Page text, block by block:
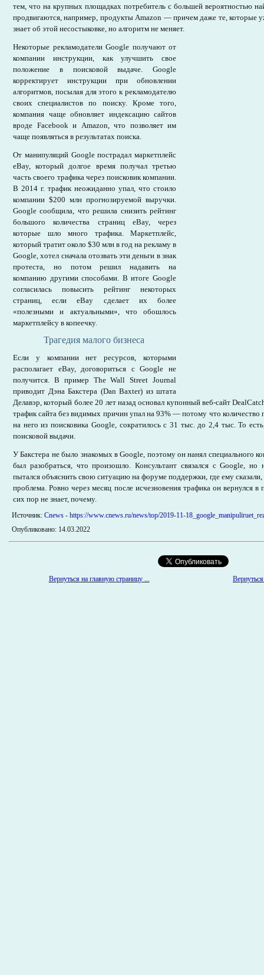
тем, что на крупных площадках потребитель с большей вероятностью
продвигаются, например, продукты Amazon — причем даже те, которые
знает об этой несостыковке, но алгоритм не меняет.
Некоторые рекламодатели Google получают от
компании инструкции, как улучшить свое
положение в поисковой выдаче. Google
корректирует инструкции при обновлении
алгоритмов, посылая для этого к рекламодателю
своих специалистов по поиску. Кроме того,
компания чаще обновляет индексацию сайтов
вроде Facebook и Amazon, что позволяет им
чаще появляться в результатах поиска.
От манипуляций Google пострадал маркетплейс
eBay, который долгое время получал третью
часть своего трафика через поисковик компании.
В 2014 г. трафик неожиданно упал, что стоило
компании $200 млн прогнозируемой выручки.
Google сообщила, что решила снизить рейтинг
большого количества страниц eBay, через
которые шло много трафика. Маркетплейс,
который тратит около $30 млн в год на рекламу в
Google, хотел сначала отозвать эти деньги в знак
протеста, но потом решил надавить на
компанию другими способами. В итоге Google
согласилась повысить рейтинг некоторых
страниц, если eBay сделает их более
«полезными и актуальными», что обошлось
маркетплейсу в копеечку.
Трагедия малого бизнеса
Если у компании нет ресурсов, которыми
располагает eBay, договориться с Google не
получится. В пример The Wall Street Journal
приводит Дэна Бакстера (Dan Baxter) из штата
Делавэр, который более 20 лет назад основал купонный веб-сайт
трафик сайта без видимых причин упал на 93% — потому что количество
на него из поисковика Google, сократилось с 31 тыс. до 2,4 тыс. То
поисковой выдачи.
У Бакстера не было знакомых в Google, поэтому он нанял специального
был разобраться, что произошло. Консультант связался с Google, но
пытался объяснить свою ситуацию на форуме поддержки, где ему сказали,
проблема. Ровно через месяц после исчезновения трафика он вернулся
сих пор не знает, почему.
Источник: Cnews - https://www.cnews.ru/news/top/2019-11-
Опубликовано: 14.03.2022